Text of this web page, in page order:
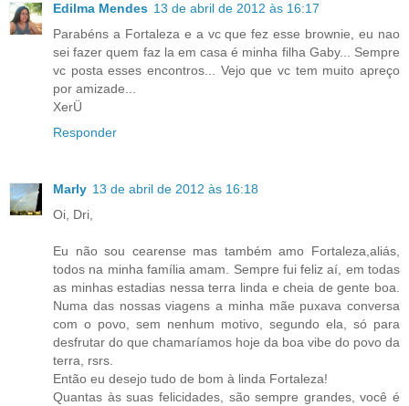
Edilma Mendes 13 de abril de 2012 às 16:17
Parabéns a Fortaleza e a vc que fez esse brownie, eu nao
sei fazer quem faz la em casa é minha filha Gaby... Sempre
vc posta esses encontros... Vejo que vc tem muito apreço
por amizade...
XerÜ
Responder
Marly 13 de abril de 2012 às 16:18
Oi, Dri,
Eu não sou cearense mas também amo Fortaleza,aliás,
todos na minha família amam. Sempre fui feliz aí, em todas
as minhas estadias nessa terra linda e cheia de gente boa.
Numa das nossas viagens a minha mãe puxava conversa
com o povo, sem nenhum motivo, segundo ela, só para
desfrutar do que chamaríamos hoje da boa vibe do povo da
terra, rsrs.
Então eu desejo tudo de bom à linda Fortaleza!
Quantas às suas felicidades, são sempre grandes, você é